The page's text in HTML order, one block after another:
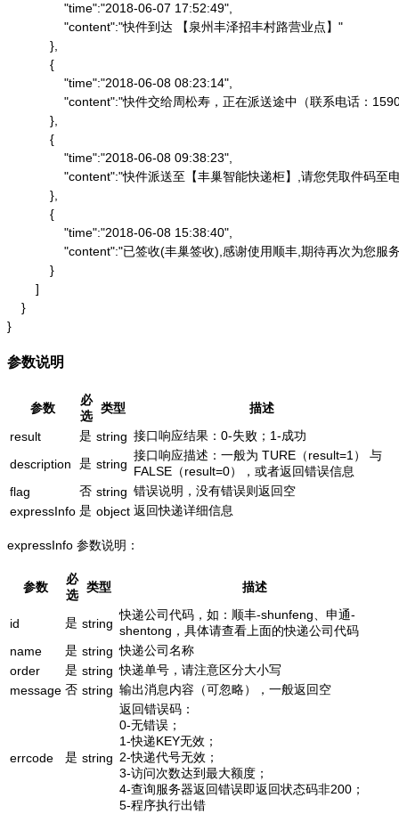
                "time":"2018-06-07 17:52:49",
                "content":"快件到达 【泉州丰泽招丰村路营业点】"
            },
            {
                "time":"2018-06-08 08:23:14",
"content":"快件交给周松寿，正在派送途中（联系电话：
            },
            {
                "time":"2018-06-08 09:38:23",
"content":"快件派送至【丰巢智能快递柜】,请您凭取件
            },
            {
                "time":"2018-06-08 15:38:40",
"content":"已签收(丰巢签收),感谢使用顺丰,期待再次为您服
            }
        ]
    }
}
参数说明
参数
必
选
类型
描述
result
是 string 接口响应结果：0-失败；1-成功
description
是 string
接口响应描述：一般为 TURE（result=1） 与
FALSE（result=0），或者返回错误信息
flag
否 string 错误说明，没有错误则返回空
expressInfo 是 object 返回快递详细信息
expressInfo 参数说明：
参数
必
选
类型 描述
id 是 string
快递公司代码，如：顺丰-shunfeng、申通-
shentong，具体请查看上面的快递公司代码
name
是 string 快递公司名称
order
是 string 快递单号，请注意区分大小写
message 否 string 输出消息内容（可忽略），一般返回空
errcode 是 string
返回错误码：
0-无错误；
1-快递KEY无效；
2-快递代号无效；
3-访问次数达到最大额度；
4-查询服务器返回错误即返回状态码非200；
5-程序执行出错